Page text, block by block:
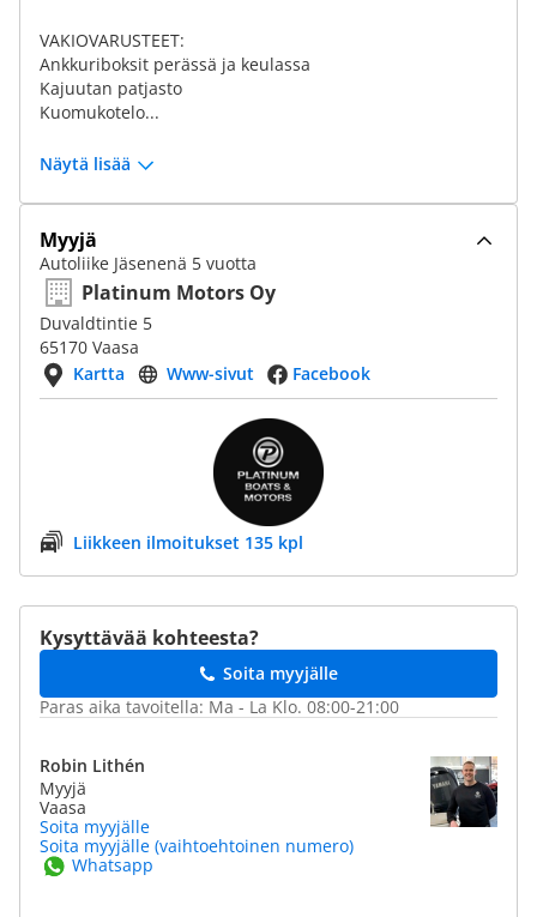
VAKIOVARUSTEET:
Ankkuriboksit perässä ja keulassa
Kajuutan patjasto
Kuomukotelo...
Näytä lisää
Myyjä
Autoliike Jäsenenä 5 vuotta
Platinum Motors Oy
Duvaldtintie 5
65170 Vaasa
Kartta
Www-sivut Facebook
Liikkeen ilmoitukset 135 kpl
Kysyttävää kohteesta?
Soita myyjälle
Paras aika tavoitella: Ma - La Klo. 08:00-21:00
Robin Lithén
Myyjä
Vaasa
Soita myyjälle
Soita myyjälle (vaihtoehtoinen numero)
Whatsapp